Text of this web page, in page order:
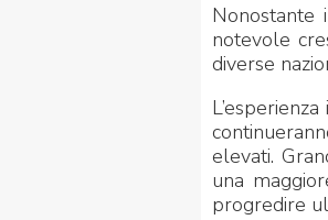
Nonostante
notevole
diverse
elevati.
una
progredire